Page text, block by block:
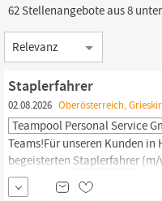
62 Stellenangebote aus 8
Sortierung
Staplerfahrer
02.08.2026 Oberösterreich,
Teampool Personal Service
Teams!Für unseren Kunden
begeisterten Staplerfahrer
StandortHofkirchen an der
38.5 Stunden/Woche Dich